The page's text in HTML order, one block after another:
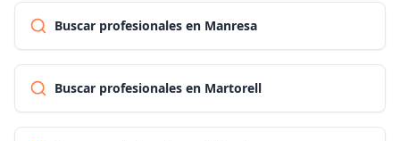
Buscar profesionales en Manresa
Buscar profesionales en Martorell